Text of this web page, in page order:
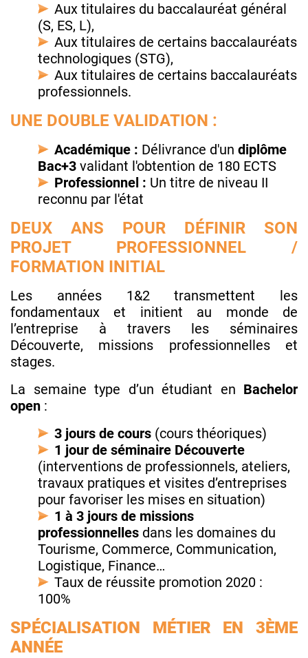
Aux titulaires du baccalauréat général
(S, ES, L),
Aux titulaires de certains baccalauréats
technologiques (STG),
Aux titulaires de certains baccalauréats
professionnels.
UNE DOUBLE VALIDATION :
Académique : Délivrance d'un diplôme
Bac+3 validant l'obtention de 180 ECTS
Professionnel : Un titre de niveau II
reconnu par l'état
DEUX ANS POUR DÉFINIR SON
PROJET PROFESSIONNEL /
FORMATION INITIAL
Les années 1&2 transmettent les
fondamentaux et initient au monde de
l’entreprise à travers les séminaires
Découverte, missions professionnelles et
stages.
La semaine type d’un étudiant en Bachelor
open :
3 jours de cours (cours théoriques)
1 jour de séminaire Découverte
(interventions de professionnels, ateliers,
travaux pratiques et visites d’entreprises
pour favoriser les mises en situation)
1 à 3 jours de missions
professionnelles dans les domaines du
Tourisme, Commerce, Communication,
Logistique, Finance…
Taux de réussite promotion 2020 :
100%
SPÉCIALISATION MÉTIER EN 3ÈME
ANNÉE